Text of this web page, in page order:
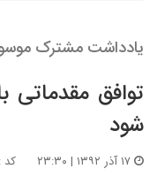
یادداشت مشترک
توافق مقدماتی
شود
کد : ۱۹۲۵۷۲۹